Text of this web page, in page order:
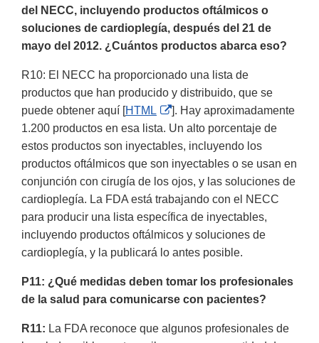
del NECC, incluyendo productos oftálmicos o
soluciones de cardioplegía, después del 21 de
mayo del 2012. ¿Cuántos productos abarca eso?
R10: El NECC ha proporcionado una lista de
productos que han producido y distribuido, que se
puede obtener aquí [HTML
External
Link
Disclaimer
]. Hay aproximadamente
1.200 productos en esa lista. Un alto porcentaje de
estos productos son inyectables, incluyendo los
productos oftálmicos que son inyectables o se usan en
conjunción con cirugía de los ojos, y las soluciones de
cardioplegía. La FDA está trabajando con el NECC
para producir una lista específica de inyectables,
incluyendo productos oftálmicos y soluciones de
cardioplegía, y la publicará lo antes posible.
P11: ¿Qué medidas deben tomar los profesionales
de la salud para comunicarse con pacientes?
R11: La FDA reconoce que algunos profesionales de